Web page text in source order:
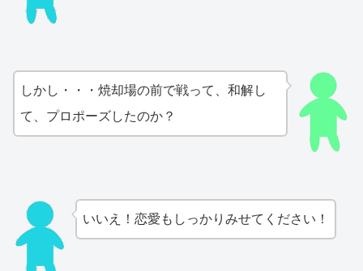
しかし・・・焼却場の前で戦って、和解し
て、プロポーズしたのか？
いいえ！恋愛もしっかりみせてください！